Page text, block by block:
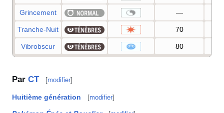
Grincement —
Tranche-Nuit 70
Vibrobscur 80
Par CT [modifier]
Huitième génération [modifier]